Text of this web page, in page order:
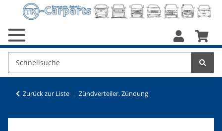
Zurück zur Liste Zündverteiler, Zündung